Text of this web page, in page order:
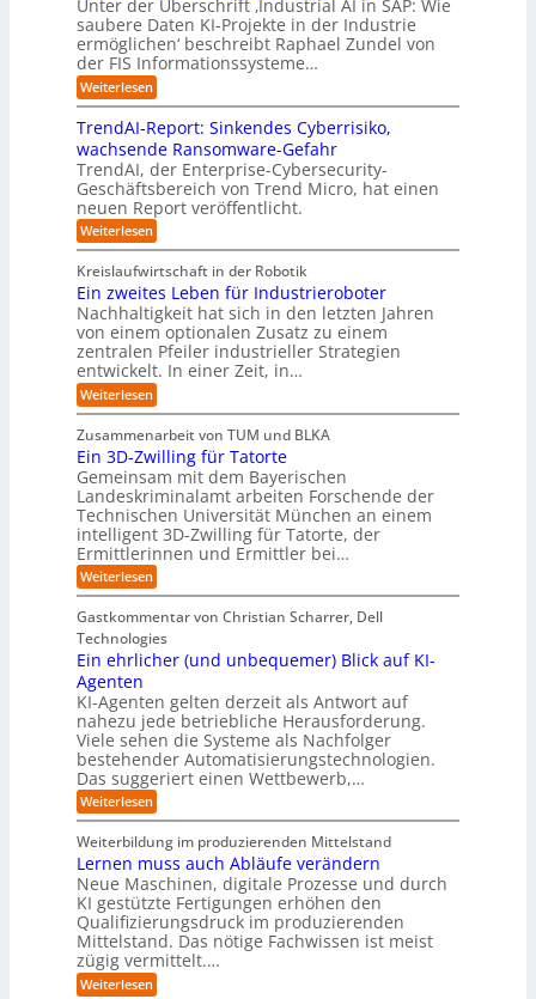
g
s
l
ö
s
u
n
g
e
n
r
i
e
a
u
t
o
m
a
t
i
s
i
e
r
u
n
g
u
s
i
n
s
s
E
c
o
s
y
s
t
e
m
o
n
F
o
r
m
w
a
y
s
b
e
i
w
ä
c
h
s
w
e
i
t
e
r
s
s
t
r
a
u
e
n
g
e
g
e
n
b
e
n
i
c
-
e
u
r
o
p
ä
c
h
n
R
o
u
t
e
H
e
r
s
t
e
h
i
l
f
t
b
e
i
d
e
r
O
r
i
e
n
i
e
r
u
n
g
Unter der Überschrift ‚Industrial AI in SAP: Wie
saubere Daten KI-Projekte in der Industrie
ermöglichen‘ beschreibt Raphael Zundel von
der FIS Informationssysteme…
Weiterlesen:
I
n
d
u
s
t
r
i
a
l
A
I
i
n
S
P
:
W
i
e
s
a
u
b
e
r
e
D
a
e
n
K
I
P
r
o
j
e
k
t
e
i
d
e
r
I
n
d
u
s
TrendAI-Report: Sinkendes Cyberrisiko,
wachsende Ransomware-Gefahr
TrendAI, der Enterprise-Cybersecurity-
Geschäftsbereich von Trend Micro, hat einen
neuen Report veröffentlicht.
Weiterlesen:
T
r
e
n
d
A
-
R
e
p
o
t
:
S
i
n
k
e
n
d
e
C
y
e
r
r
i
s
i
k
o
w
a
c
h
s
e
n
d
e
Kreislaufwirtschaft in der Robotik
Ein zweites Leben für Industrieroboter
Nachhaltigkeit hat sich in den letzten Jahren
von einem optionalen Zusatz zu einem
zentralen Pfeiler industrieller Strategien
entwickelt. In einer Zeit, in…
Weiterlesen:
E
n
z
w
e
i
t
e
s
L
e
e
n
f
I
n
d
u
s
t
r
i
e
r
o
b
o
t
e
r
Zusammenarbeit von TUM und BLKA
Ein 3D-Zwilling für Tatorte
Gemeinsam mit dem Bayerischen
Landeskriminalamt arbeiten Forschende der
Technischen Universität München an einem
intelligent 3D-Zwilling für Tatorte, der
Ermittlerinnen und Ermittler bei…
Weiterlesen:
E
n
3
D
w
i
l
l
i
n
g
f
ü
r
T
a
t
o
r
t
e
Gastkommentar von Christian Scharrer, Dell
Technologies
Ein ehrlicher (und unbequemer) Blick auf KI-
Agenten
KI-Agenten gelten derzeit als Antwort auf
nahezu jede betriebliche Herausforderung.
Viele sehen die Systeme als Nachfolger
bestehender Automatisierungstechnologien.
Das suggeriert einen Wettbewerb,…
Weiterlesen:
E
n
e
h
r
l
i
c
h
e
Weiterbildung im produzierenden Mittelstand
Lernen muss auch Abläufe verändern
Neue Maschinen, digitale Prozesse und durch
KI gestützte Fertigungen erhöhen den
Qualifizierungsdruck im produzierenden
Mittelstand. Das nötige Fachwissen ist meist
zügig vermittelt.…
Weiterlesen: